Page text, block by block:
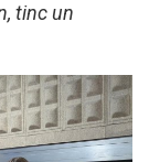
tinc un